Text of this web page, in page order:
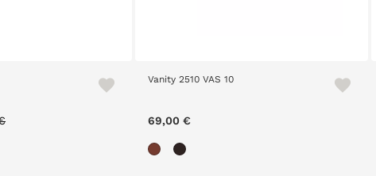
Vanity 2510 VAS 10
69,00 €